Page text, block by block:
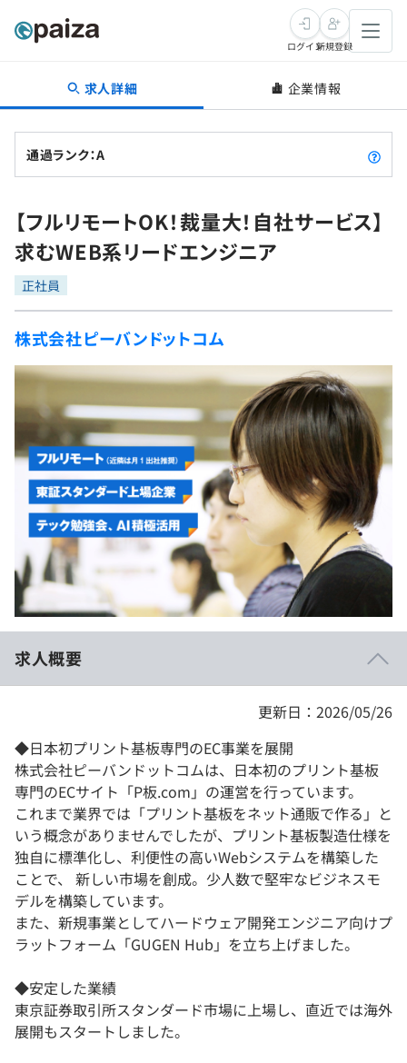
転職・キャリア
転職成功ガイド
転職エージェント
インタビュー
転職成功ガイド
新卒就活
求人検索
本選考
インターン
新卒エージェント
イベント・セミナー
インタビュー
就活成功ガイド
学習
問題集
ナレッジ
リファレンス
プラン
個人向けプラン
契約内容・クーポン
プログラミング言語
評価結果一覧
再チャレンジ結果一覧
ゲーム・マンガ
paiza times
note
ログイン新規登録
求人詳細 企業情報
通過ランク：A
【フルリモートOK！裁量大！自社サービス】
求むWEB系リードエンジニア
正社員
株式会社ピーバンドットコム
求人概要
更新日：2026/05/26
◆日本初プリント基板専門のEC事業を展開
株式会社ピーバンドットコムは、日本初のプリント基板
専門のECサイト「P板.com」の運営を行っています。
これまで業界では「プリント基板をネット通販で作る」と
いう概念がありませんでしたが、プリント基板製造仕様を
独自に標準化し、利便性の高いWebシステムを構築した
ことで、 新しい市場を創成。少人数で堅牢なビジネスモ
デルを構築しています。
また、新規事業としてハードウェア開発エンジニア向けプ
ラットフォーム「GUGEN Hub」を立ち上げました。
◆安定した業績
東京証券取引所スタンダード市場に上場し、直近では海外
展開もスタートしました。